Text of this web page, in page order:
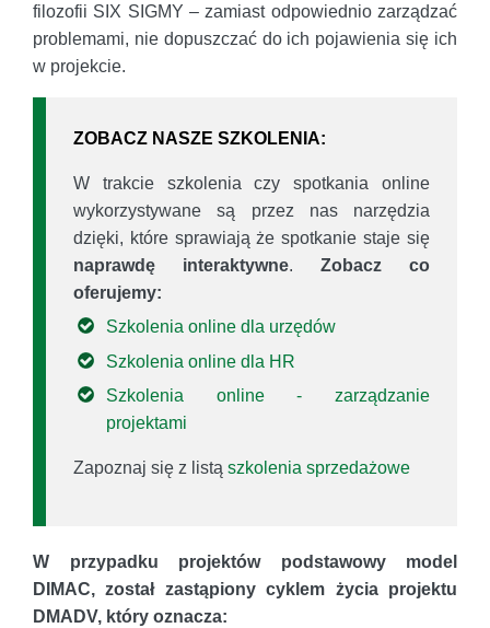
filozofii SIX SIGMY – zamiast odpowiednio zarządzać
problemami, nie dopuszczać do ich pojawienia się ich
w projekcie.
ZOBACZ NASZE SZKOLENIA:
W trakcie szkolenia czy spotkania online
wykorzystywane są przez nas narzędzia
dzięki, które sprawiają że spotkanie staje się
naprawdę interaktywne. Zobacz co
oferujemy:
Szkolenia online dla urzędów
Szkolenia online dla HR
Szkolenia online - zarządzanie
projektami
Zapoznaj się z listą szkolenia sprzedażowe
W przypadku projektów podstawowy model
DIMAC, został zastąpiony cyklem życia projektu
DMADV, który oznacza: